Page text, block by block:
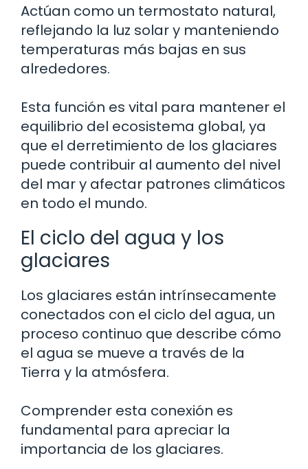
Actúan como un termostato natural,
reflejando la luz solar y manteniendo
temperaturas más bajas en sus
alrededores.
Esta función es vital para mantener el
equilibrio del ecosistema global, ya
que el derretimiento de los glaciares
puede contribuir al aumento del nivel
del mar y afectar patrones climáticos
en todo el mundo.
El ciclo del agua y los
glaciares
Los glaciares están intrínsecamente
conectados con el ciclo del agua, un
proceso continuo que describe cómo
el agua se mueve a través de la
Tierra y la atmósfera.
Comprender esta conexión es
fundamental para apreciar la
importancia de los glaciares.